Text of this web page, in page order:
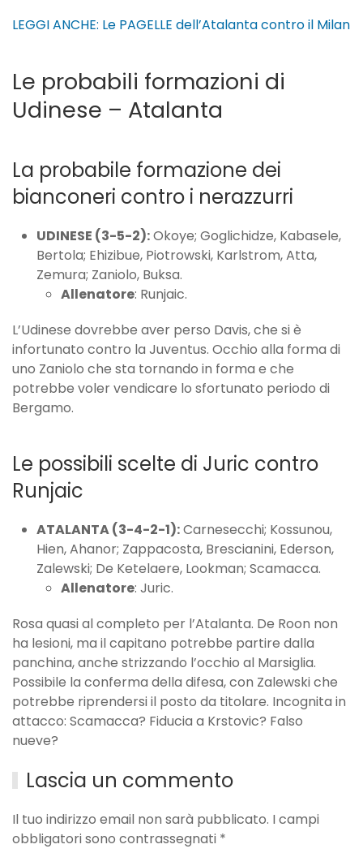
LEGGI ANCHE: Le PAGELLE dell’Atalanta contro il Milan
Le probabili formazioni di
Udinese – Atalanta
La probabile formazione dei
bianconeri contro i nerazzurri
UDINESE (3-5-2):Okoye; Goglichidze, Kabasele,
Bertola; Ehizibue, Piotrowski, Karlstrom, Atta,
Zemura; Zaniolo, Buksa.
Allenatore: Runjaic.
L’Udinese dovrebbe aver perso Davis, che si è
infortunato contro la Juventus. Occhio alla forma di
uno Zaniolo che sta tornando in forma e che
potrebbe voler vendicare lo sfortunato periodo di
Bergamo.
Le possibili scelte di Juric contro
Runjaic
ATALANTA (3-4-2-1):Carnesecchi; Kossunou,
Hien, Ahanor; Zappacosta, Brescianini, Ederson,
Zalewski; De Ketelaere, Lookman; Scamacca.
Allenatore: Juric.
Rosa quasi al completo per l’Atalanta. De Roon non
ha lesioni, ma il capitano potrebbe partire dalla
panchina, anche strizzando l’occhio al Marsiglia.
Possibile la conferma della difesa, con Zalewski che
potrebbe riprendersi il posto da titolare. Incognita in
attacco: Scamacca? Fiducia a Krstovic? Falso
nueve?
Lascia un commento
Il tuo indirizzo email non sarà pubblicato. I campi
obbligatori sono contrassegnati *